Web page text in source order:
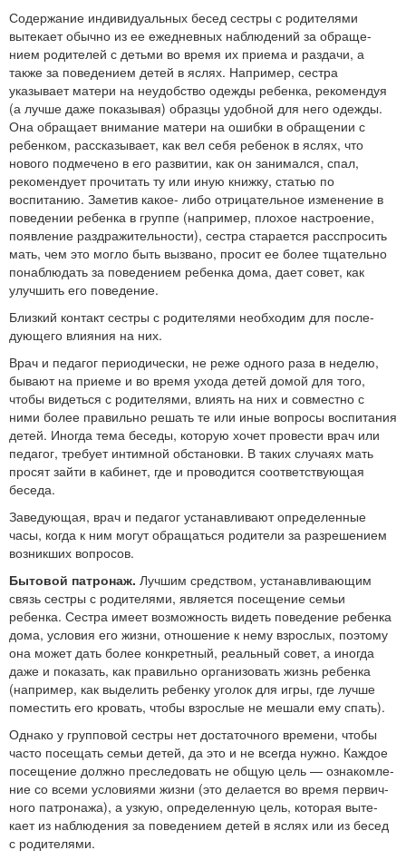
Содержание индивидуальных бесед сестры с родителями
вытекает обычно из ее ежедневных наблюдений за обраще­
нием родителей с детьми во время их приема и раздачи, а
также за поведением детей в яслях. Например, сестра
указывает ма­тери на неудобство одежды ребенка, рекомендуя
(а лучше даже показывая) образцы удобной для него одежды.
Она обращает внимание матери на ошибки в обращении с
ребенком, расска­зывает, как вел себя ребенок в яслях, что
нового подмечено в его развитии, как он занимался, спал,
рекомендует прочитать ту или иную книжку, статью по
воспитанию. Заметив какое- либо отрицательное изменение в
поведении ребенка в группе (например, плохое настроение,
появление раздражительности), сестра старается расспросить
мать, чем это могло быть вызвано, просит ее более тщательно
понаблюдать за поведением ребенка дома, дает совет, как
улучшить его поведение.
Близкий контакт сестры с родителями необходим для после­
дующего влияния на них.
Врач и педагог периодически, не реже одного раза в неде­лю,
бывают на приеме и во время ухода детей домой для того,
чтобы видеться с родителями, влиять на них и совместно с
ними более правильно решать те или иные вопросы воспитания
детей. Иногда тема беседы, которую хочет провести врач или
педагог, требует интимной обстановки. В таких случаях мать
просят зайти в кабинет, где и проводится соответствующая
беседа.
Заведующая, врач и педагог устанавливают определенные
часы, когда к ним могут обращаться родители за разрешением
возникших вопросов.
Бытовой патронаж. Лучшим средством, устанавли­вающим
связь сестры с родителями, является посещение семьи
ребенка. Сестра имеет возможность видеть поведение ребенка
дома, условия его жизни, отношение к нему взрослых, поэтому
она может дать более конкретный, реальный совет, а иногда
даже и показать, как правильно организовать жизнь ребенка
(например, как выделить ребенку уголок для игры, где лучше
поместить его кровать, чтобы взрослые не мешали ему спать).
Однако у групповой сестры нет достаточного времени, чтобы
часто посещать семьи детей, да это и не всегда нужно. Каждое
посещение должно преследовать не общую цель — ознакомле­
ние со всеми условиями жизни (это делается во время первич­
ного патронажа), а узкую, определенную цель, которая выте­
кает из наблюдения за поведением детей в яслях или из бесед
с родителями.